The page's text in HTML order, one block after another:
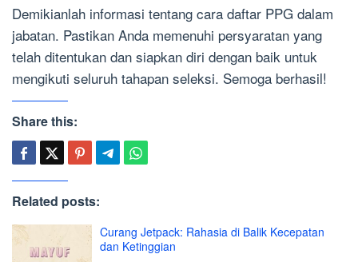
Demikianlah informasi tentang cara daftar PPG dalam
jabatan. Pastikan Anda memenuhi persyaratan yang
telah ditentukan dan siapkan diri dengan baik untuk
mengikuti seluruh tahapan seleksi. Semoga berhasil!
Share this:
Related posts:
Curang Jetpack: Rahasia di Balik Kecepatan
dan Ketinggian